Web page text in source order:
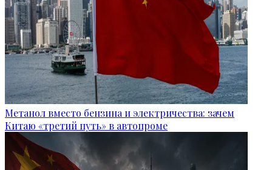
Метанол вместо бензина и электричества: зачем
Китаю «третий путь» в автопроме